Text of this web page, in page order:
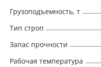
Грузоподъемность, т
Тип строп
Запас прочности
Рабочая температура